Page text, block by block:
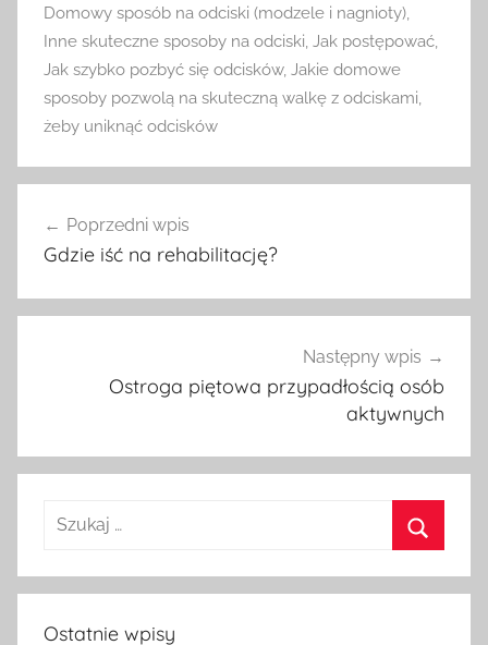
Domowy sposób na odciski (modzele i nagnioty),
Inne skuteczne sposoby na odciski, Jak postępować,
Jak szybko pozbyć się odcisków, Jakie domowe
sposoby pozwolą na skuteczną walkę z odciskami,
żeby uniknąć odcisków
wpisu
Poprzedni wpis
Gdzie iść na rehabilitację?
Następny wpis
Ostroga piętowa przypadłością osób
aktywnych
Szukaj:
Ostatnie wpisy